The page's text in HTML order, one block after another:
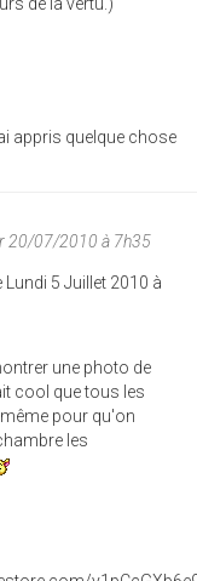
de la vertu.)
appris quelque chose
20/07/2010 à 7h35
5 Juillet 2010 à
une photo de
cool que tous les
pour qu'on
les